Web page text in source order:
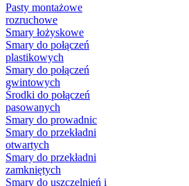
Pasty montażowe
rozruchowe
Smary łożyskowe
Smary do połączeń
plastikowych
Smary do połączeń
gwintowych
Środki do połączeń
pasowanych
Smary do prowadnic
Smary do przekładni
otwartych
Smary do przekładni
zamkniętych
Smary do uszczelnień i